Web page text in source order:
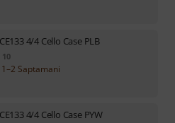
CE133 4/4 Cello Case PLB
10
Saptamani
CE133 4/4 Cello Case PYW